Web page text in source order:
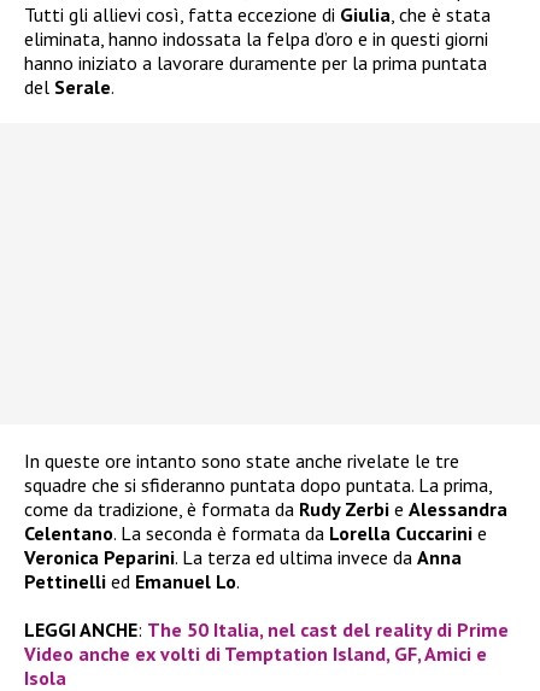
Tutti gli allievi così, fatta eccezione di Giulia , che è stata
eliminata, hanno indossata la felpa d’oro e in questi giorni
hanno iniziato a lavorare duramente per la prima puntata
del Serale.
In queste ore intanto sono state anche rivelate le tre
squadre che si sfideranno puntata dopo puntata. La prima,
come da tradizione, è formata da Rudy Zerbi e Alessandra
Celentano. La seconda è formata da Lorella Cuccarini e
Veronica Peparini. La terza ed ultima invece da Anna
Pettinelli ed Emanuel Lo.
LEGGI ANCHE: The 50 Italia, nel cast del reality di Prime
Video anche ex volti di Temptation Island, GF, Amici e
Isola